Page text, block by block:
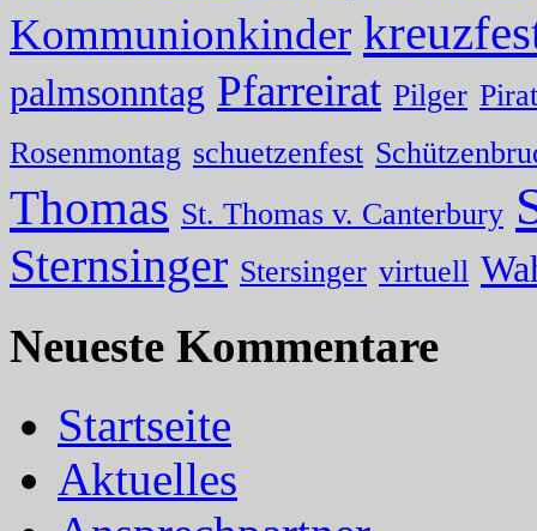
Kommunionkinder
palmsonntag Pfarreirat Pilger
Rosenmontag schuetzenfest
Thomas St. Thomas v. Canterbury
Sternsinger Stersinger virtuell
Neueste Kommentare
Startseite
Aktuelles